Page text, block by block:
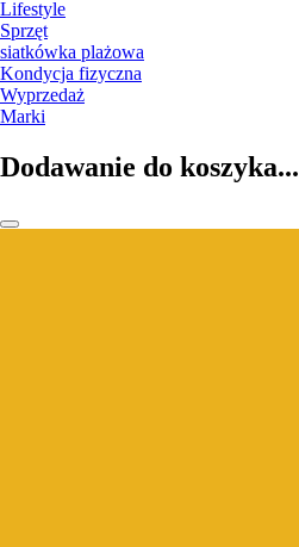
Lifestyle
Sprzęt
siatkówka plażowa
Kondycja fizyczna
Wyprzedaż
Marki
Dodawanie do koszyka...